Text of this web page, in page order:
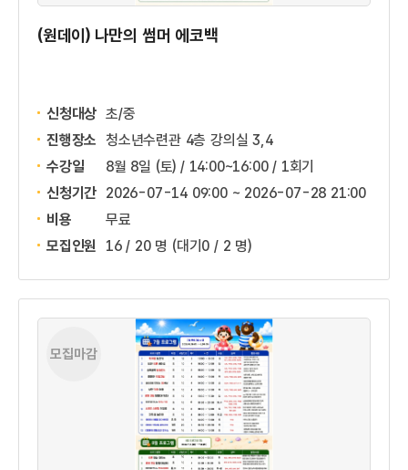
(원데이) 나만의 썸머 에코백
신청대상 초/중
진행장소 청소년수련관 4층 강의실 3,4
수강일
8월 8일 (토) / 14:00~16:00 / 1회기
신청기간 2026-07-14 09:00 ~ 2026-07-28 21:00
비용
무료
모집인원
16 / 20 명 (대기0 / 2 명)
모집마감